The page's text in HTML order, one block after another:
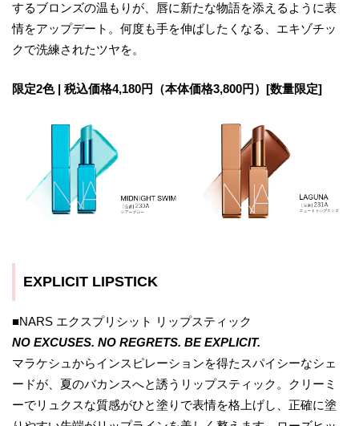
するブロンズの温もりが、唇に新たな物語を添えるように表
情をアップデート。何度も手を伸ばしたくなる、エキゾチッ
クで洗練されたツヤを。
限定2色 | 税込価格4,180円（本体価格3,800円）[数量限定]
EXPLICIT LIPSTICK
■NARS エクスプリシット リップスティック
NO EXCUSES. NO REGRETS. BE EXPLICIT.
マラケシュからインスピレーションを得たスパイシーなシェ
ードが、夏のバカンスへと誘うリップスティック。クリーミ
ーでリュクスな質感がひと塗りで表情を格上げし、正確に塗